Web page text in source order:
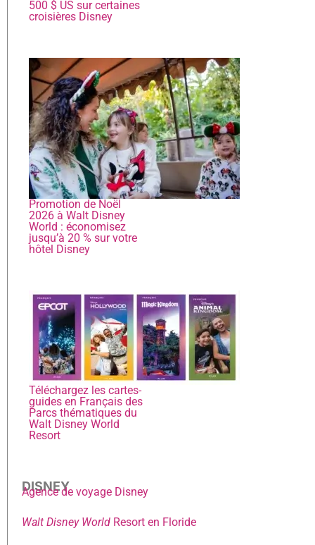
500 $ US sur certaines
croisières Disney
Promotion de Noël
2026 à Walt Disney
World : économisez
jusqu’à 20 % sur votre
hôtel Disney
Téléchargez les cartes-
guides en Français des
Parcs thématiques du
Walt Disney World
Resort
DISNEY
Agence de voyage Disney
Walt Disney World Resort en Floride